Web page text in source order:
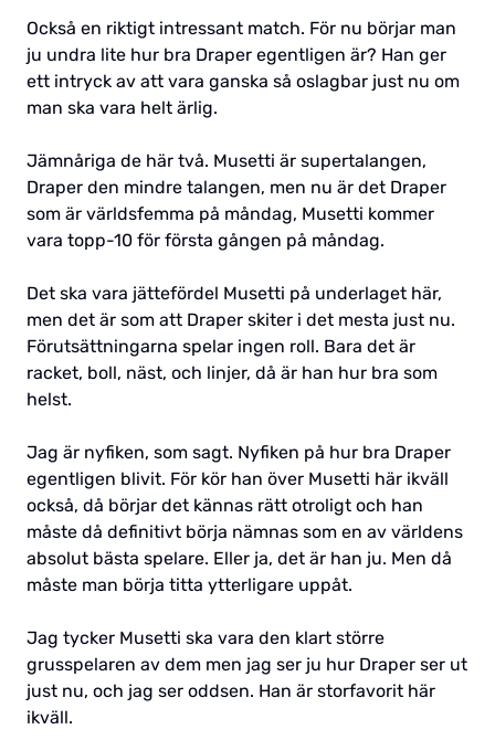
Också en riktigt intressant match. För nu börjar man
ju undra lite hur bra Draper egentligen är? Han ger
ett intryck av att vara ganska så oslagbar just nu om
man ska vara helt ärlig.
Jämnåriga de här två. Musetti är supertalangen,
Draper den mindre talangen, men nu är det Draper
som är världsfemma på måndag, Musetti kommer
vara topp-10 för första gången på måndag.
Det ska vara jättefördel Musetti på underlaget här,
men det är som att Draper skiter i det mesta just nu.
Förutsättningarna spelar ingen roll. Bara det är
racket, boll, näst, och linjer, då är han hur bra som
helst.
Jag är nyfiken, som sagt. Nyfiken på hur bra Draper
egentligen blivit. För kör han över Musetti här ikväll
också, då börjar det kännas rätt otroligt och han
måste då definitivt börja nämnas som en av världens
absolut bästa spelare. Eller ja, det är han ju. Men då
måste man börja titta ytterligare uppåt.
Jag tycker Musetti ska vara den klart större
grusspelaren av dem men jag ser ju hur Draper ser ut
just nu, och jag ser oddsen. Han är storfavorit här
ikväll.